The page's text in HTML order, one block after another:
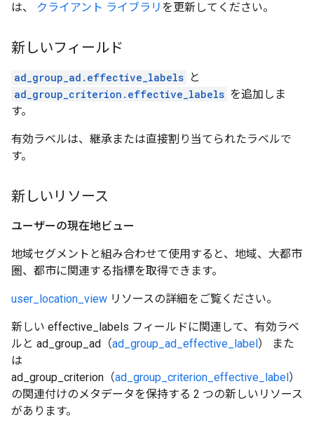
は、 クライアント ライブラリ を更新してください。
新しいフィールド
ad_group_ad.effective_labels と
ad_group_criterion.effective_labels を追加しま
す。
有効ラベルは、継承または直接割り当てられたラベルで
す。
新しいリソース
ユーザーの現在地ビュー
地域セグメントと組み合わせて使用すると、地域、大都市
圏、都市に関連する指標を取得できます。
user_location_view リソースの詳細をご覧ください。
新しい effective_labels フィールドに関連して、有効ラベ
ルと ad_group_ad（ad_group_ad_effective_label） また
は
ad_group_criterion（ad_group_criterion_effective_label）
の関連付けのメタデータを保持する 2 つの新しいリソース
があります。